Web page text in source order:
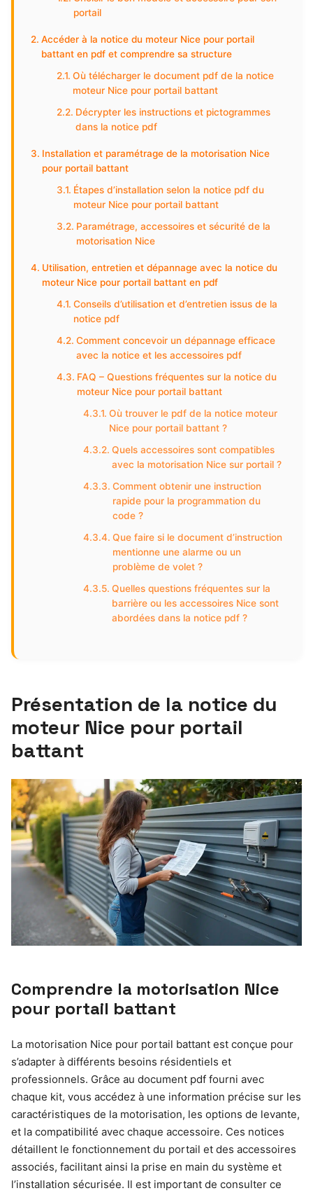
portail
Accéder à la notice du moteur Nice pour portail
battant en pdf et comprendre sa structure
Où télécharger le document pdf de la notice
moteur Nice pour portail battant
Décrypter les instructions et pictogrammes
dans la notice pdf
Installation et paramétrage de la motorisation Nice
pour portail battant
Étapes d’installation selon la notice pdf du
moteur Nice pour portail battant
Paramétrage, accessoires et sécurité de la
motorisation Nice
Utilisation, entretien et dépannage avec la notice du
moteur Nice pour portail battant en pdf
Conseils d’utilisation et d’entretien issus de la
notice pdf
Comment concevoir un dépannage efficace
avec la notice et les accessoires pdf
FAQ – Questions fréquentes sur la notice du
moteur Nice pour portail battant
Où trouver le pdf de la notice moteur
Nice pour portail battant ?
Quels accessoires sont compatibles
avec la motorisation Nice sur portail ?
Comment obtenir une instruction
rapide pour la programmation du
code ?
Que faire si le document d’instruction
mentionne une alarme ou un
problème de volet ?
Quelles questions fréquentes sur la
barrière ou les accessoires Nice sont
abordées dans la notice pdf ?
Présentation de la notice du
moteur Nice pour portail
battant
Comprendre la motorisation Nice
pour portail battant
La motorisation Nice pour portail battant est conçue pour
s’adapter à différents besoins résidentiels et
professionnels. Grâce au document pdf fourni avec
chaque kit, vous accédez à une information précise sur les
caractéristiques de la motorisation, les options de levante,
et la compatibilité avec chaque accessoire. Ces notices
détaillent le fonctionnement du portail et des accessoires
associés, facilitant ainsi la prise en main du système et
l’installation sécurisée. Il est important de consulter ce